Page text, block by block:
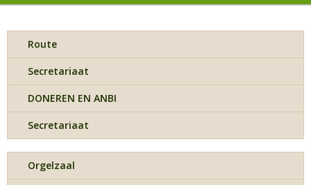
Route
Secretariaat
DONEREN EN ANBI
Secretariaat
Orgelzaal